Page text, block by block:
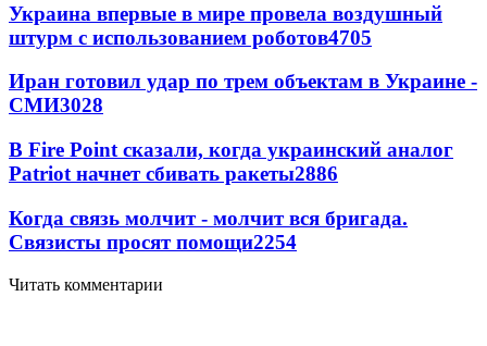
Украина впервые в мире провела воздушный
штурм с использованием роботов4705
Иран готовил удар по трем объектам в Украине -
СМИ3028
В Fire Point сказали, когда украинский аналог
Patriot начнет сбивать ракеты2886
Когда связь молчит - молчит вся бригада.
Связисты просят помощи2254
Читать комментарии